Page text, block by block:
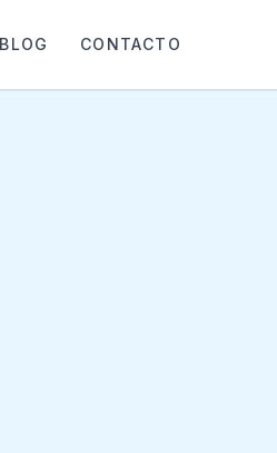
BLOG CONTACTO